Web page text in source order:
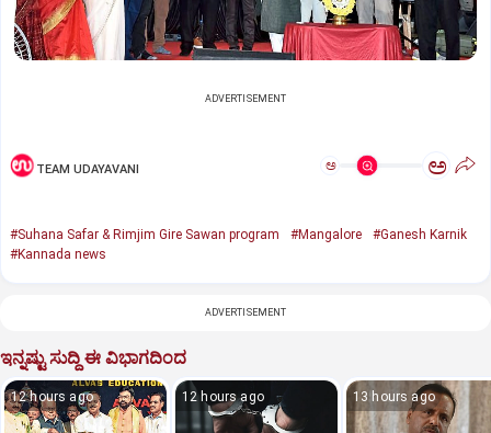
ADVERTISEMENT
TEAM UDAYAVANI ಅ ಅ
#Suhana Safar & Rimjim Gire Sawan program #Mangalore
#Ganesh Karnik
#Kannada news
ADVERTISEMENT
ಇನ್ನಷ್ಟು ಸುದ್ದಿ ಈ ವಿಭಾಗದಿಂದ
12 hours ago 12 hours ago 13 hours ago